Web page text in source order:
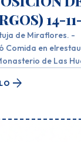
14-
de Miraflores. -
Comida en
arrow_forward